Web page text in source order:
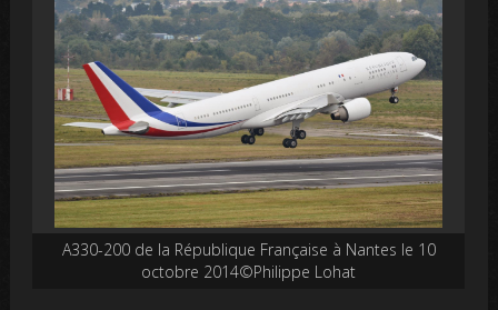
A330-200 de la République Française à Nantes le 10
octobre 2014©Philippe Lohat